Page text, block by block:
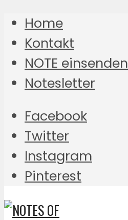
Home
Kontakt
NOTE einsenden
Notesletter
Facebook
Twitter
Instagram
Pinterest